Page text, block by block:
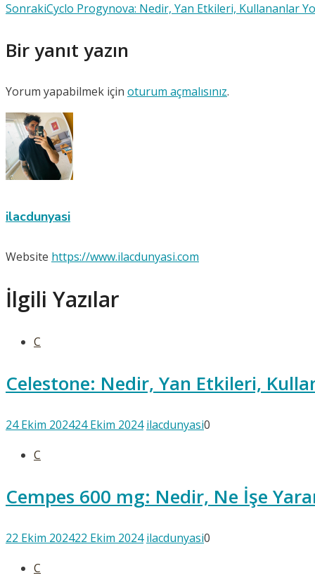
SonrakiCyclo Progynova: Nedir, Yan Etkileri, Kullananlar
Bir yanıt yazın
Yorum yapabilmek için oturum açmalısınız.
ilacdunyasi
Website https://www.ilacdunyasi.com
İlgili Yazılar
C
Celestone: Nedir, Yan Etkileri,
24 Ekim 202424 Ekim 2024 ilacdunyasi0
C
Cempes 600 mg: Nedir, Ne İşe
22 Ekim 202422 Ekim 2024 ilacdunyasi0
C